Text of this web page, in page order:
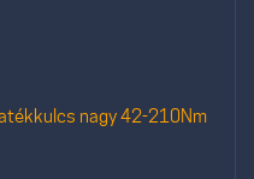
nagy 42-210Nm